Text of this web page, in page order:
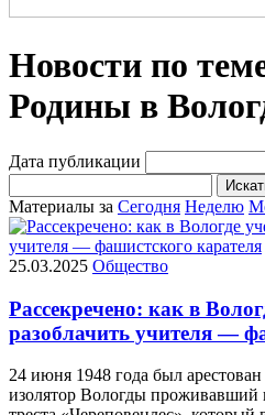
Новости по
Родины в
Дата публикации
Материалы за Сегодня Неделю
25.03.2025 Общество
Рассекречено: как в
разоблачить учителя —
24 июня 1948 года был
изолятор Вологды проживавший